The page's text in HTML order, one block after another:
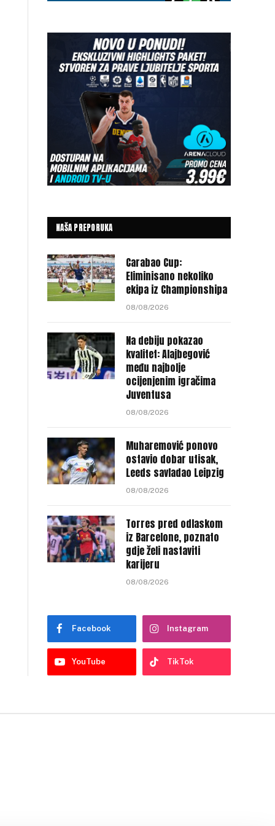
NAŠA PREPORUKA
Carabao Cup:
Eliminisano nekoliko
ekipa iz Championshipa
08/08/2026
Na debiju pokazao
kvalitet: Alajbegović
među najbolje
ocijenjenim igračima
Juventusa
08/08/2026
Muharemović ponovo
ostavio dobar utisak,
Leeds savladao Leipzig
08/08/2026
Torres pred odlaskom
iz Barcelone, poznato
gdje želi nastaviti
karijeru
08/08/2026
Facebook Instagram
YouTube TikTok